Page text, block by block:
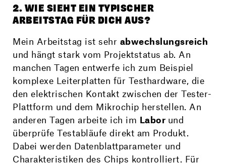
2. WIE SIEHT EIN TYPISCHER
ARBEITSTAG FÜR DICH AUS?
Mein Arbeitstag ist sehr abwechslungsreich
und hängt stark vom Projektstatus ab. An
manchen Tagen entwerfe ich zum Beispiel
komplexe Leiterplatten für Testhardware, die
den elektrischen Kontakt zwischen der Tester-
Plattform und dem Mikrochip herstellen. An
anderen Tagen arbeite ich im Labor und
überprüfe Testabläufe direkt am Produkt.
Dabei werden Datenblattparameter und
Charakteristiken des Chips kontrolliert. Für